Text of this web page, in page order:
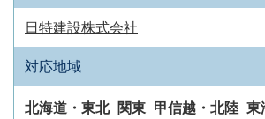
日特建設株式会社
対応地域
北海道・東北 関東 甲信越・北陸 東